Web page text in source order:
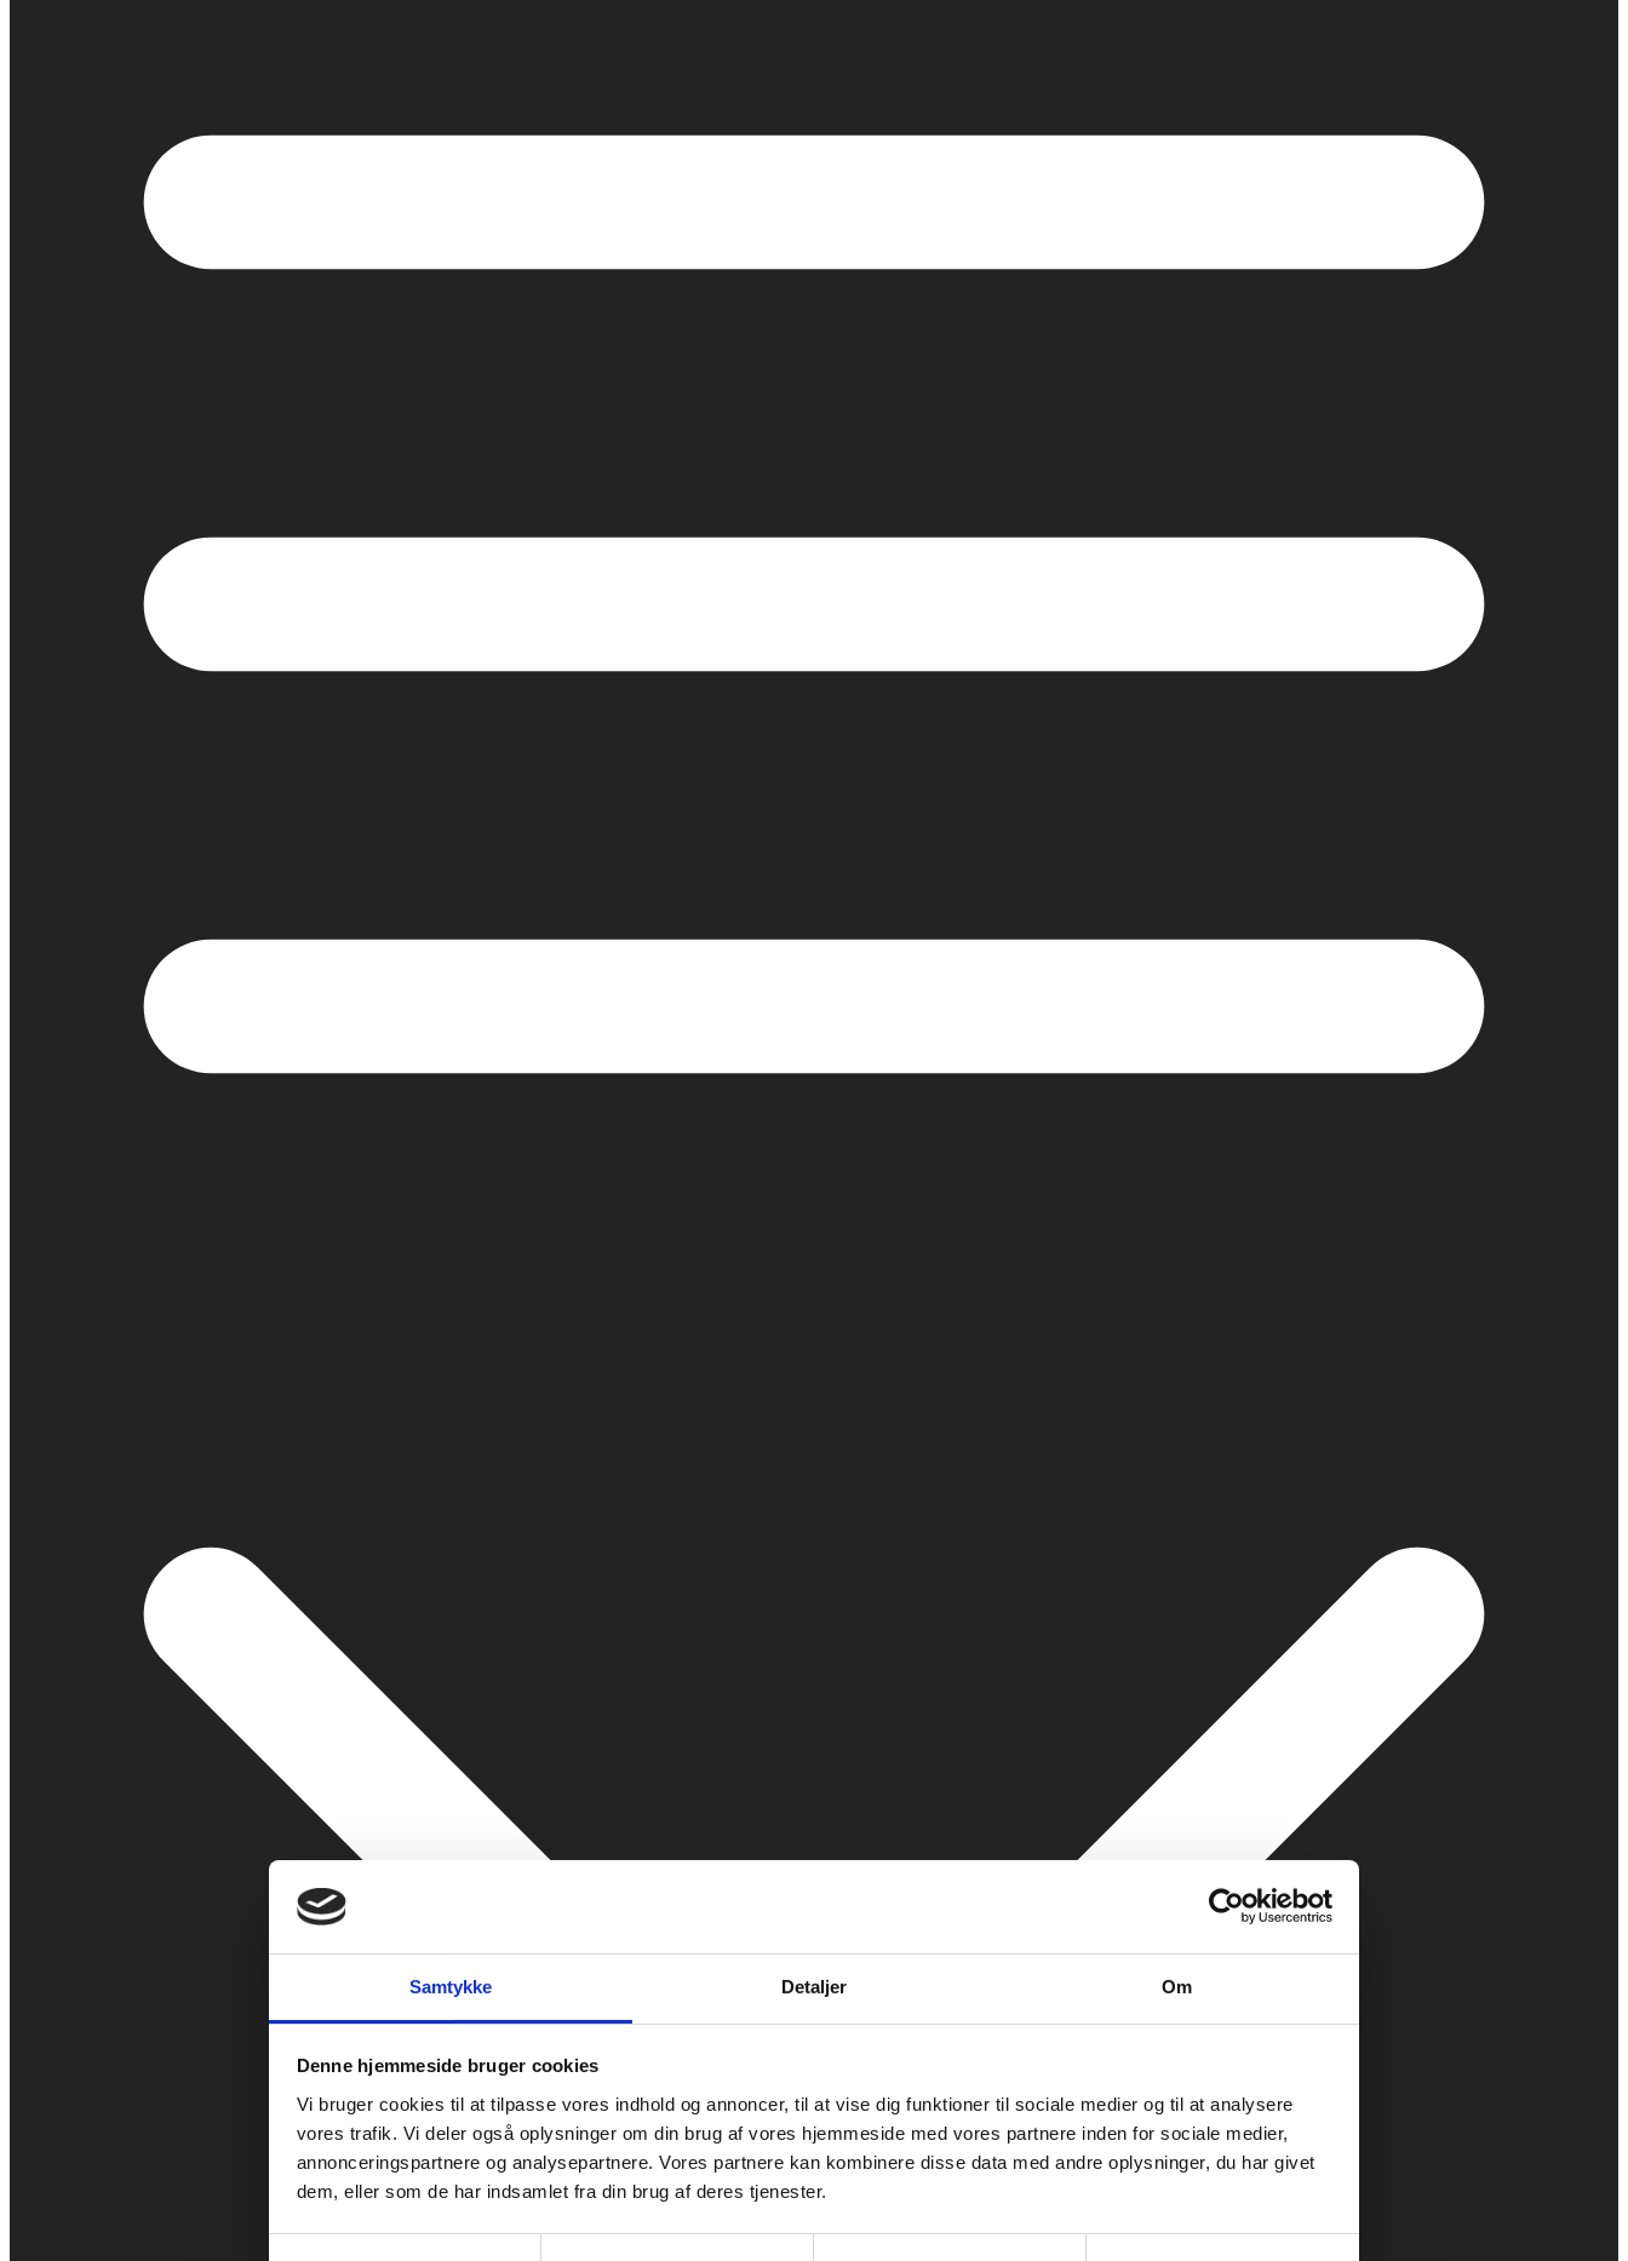
Samtykke Detaljer Om
Denne hjemmeside bruger cookies
Vi bruger cookies til at tilpasse vores indhold og annoncer, til at vise dig funktioner til sociale medier og til at analysere
vores trafik. Vi deler også oplysninger om din brug af vores hjemmeside med vores partnere inden for sociale medier,
annonceringspartnere og analysepartnere. Vores partnere kan kombinere disse data med andre oplysninger, du har givet
dem, eller som de har indsamlet fra din brug af deres tjenester.